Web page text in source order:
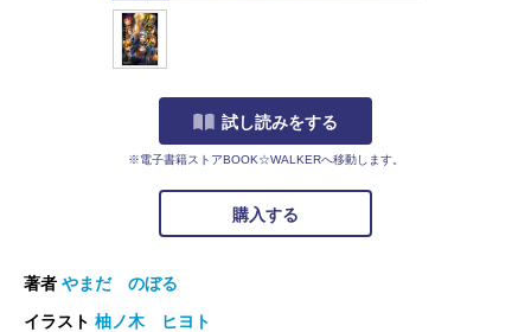
試し読みをする
※電子書籍ストアBOOK☆WALKERへ移動します。
購入する
著者 やまだ のぼる
イラスト 柚ノ木 ヒヨト